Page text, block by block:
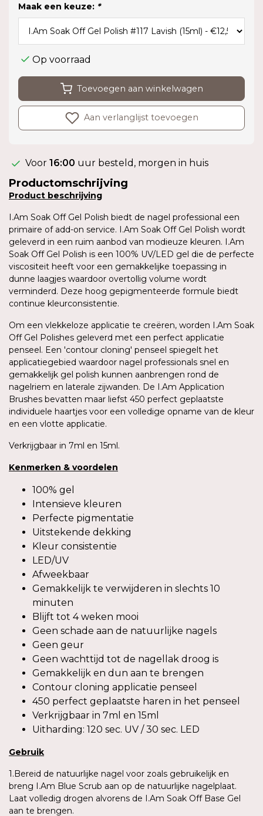
Maak een keuze: *
Op voorraad
Toevoegen aan winkelwagen
Aan verlanglijst toevoegen
Voor 16:00 uur besteld, morgen in huis
Productomschrijving
Product beschrijving
I.Am Soak Off Gel Polish biedt de nagel professional een
primaire of add-on service. I.Am Soak Off Gel Polish wordt
geleverd in een ruim aanbod van modieuze kleuren. I.Am
Soak Off Gel Polish is een 100% UV/LED gel die de perfecte
viscositeit heeft voor een gemakkelijke toepassing in
dunne laagjes waardoor overtollig volume wordt
verminderd. Deze hoog gepigmenteerde formule biedt
continue kleurconsistentie.
Om een vlekkeloze applicatie te creëren, worden I.Am Soak
Off Gel Polishes geleverd met een perfect applicatie
penseel. Een 'contour cloning' penseel spiegelt het
applicatiegebied waardoor nagel professionals snel en
gemakkelijk gel polish kunnen aanbrengen rond de
nagelriem en laterale zijwanden. De I.Am Application
Brushes bevatten maar liefst 450 perfect geplaatste
individuele haartjes voor een volledige opname van de kleur
en een vlotte applicatie.
Verkrijgbaar in 7ml en 15ml.
Kenmerken & voordelen
100% gel
Intensieve kleuren
Perfecte pigmentatie
Uitstekende dekking
Kleur consistentie
LED/UV
Afweekbaar
Gemakkelijk te verwijderen in slechts 10
minuten
Blijft tot 4 weken mooi
Geen schade aan de natuurlijke nagels
Geen geur
Geen wachttijd tot de nagellak droog is
Gemakkelijk en dun aan te brengen
Contour cloning applicatie penseel
450 perfect geplaatste haren in het penseel
Verkrijgbaar in 7ml en 15ml
Uitharding: 120 sec. UV / 30 sec. LED
Gebruik
1.Bereid de natuurlijke nagel voor zoals gebruikelijk en
breng I.Am Blue Scrub aan op de natuurlijke nagelplaat.
Laat volledig drogen alvorens de I.Am Soak Off Base Gel
aan te brengen.